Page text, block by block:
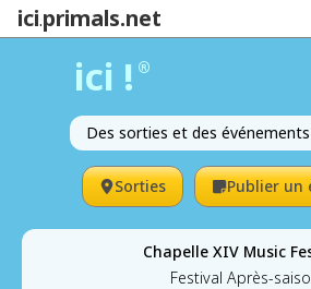
ici.primals.net
ici ! ®
Des sorties et des
Sorties Publier un
Chapelle XIV Music
Festival Après-